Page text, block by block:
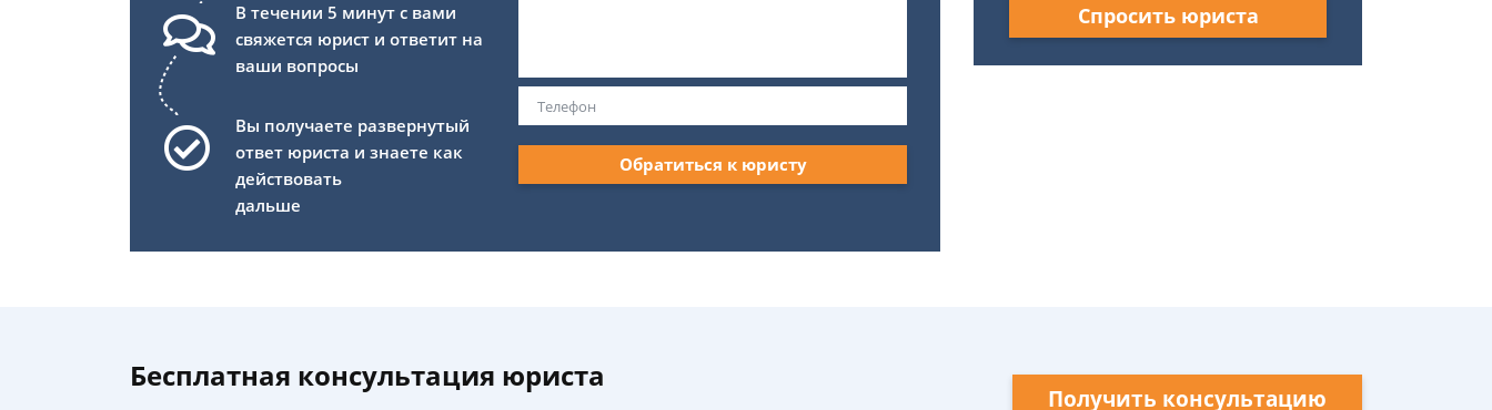
В течении 5 минут с вами
свяжется юрист и ответит на
ваши вопросы
Вы получаете развернутый
ответ юриста и знаете как
действовать
дальше
Обратиться к юристу
Спросить юриста
Бесплатная консультация юриста
Получить консультацию